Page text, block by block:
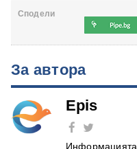
Сподели
За автора
Epis